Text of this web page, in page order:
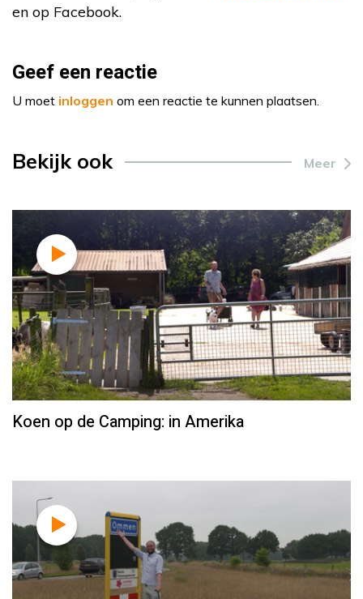
en op Facebook.
Geef een reactie
U moet inloggen om een reactie te kunnen plaatsen.
Bekijk ook Meer
Koen op de Camping: in Amerika